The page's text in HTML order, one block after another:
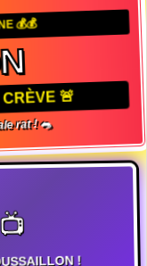
💰💰
🚨
rat ! 🐀